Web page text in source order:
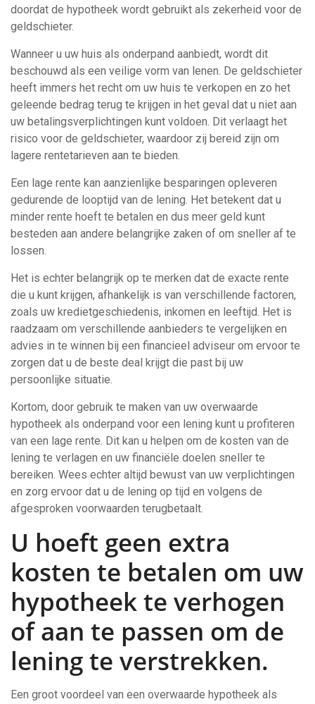
doordat de hypotheek wordt gebruikt als zekerheid voor de
geldschieter.
Wanneer u uw huis als onderpand aanbiedt, wordt dit
beschouwd als een veilige vorm van lenen. De geldschieter
heeft immers het recht om uw huis te verkopen en zo het
geleende bedrag terug te krijgen in het geval dat u niet aan
uw betalingsverplichtingen kunt voldoen. Dit verlaagt het
risico voor de geldschieter, waardoor zij bereid zijn om
lagere rentetarieven aan te bieden.
Een lage rente kan aanzienlijke besparingen opleveren
gedurende de looptijd van de lening. Het betekent dat u
minder rente hoeft te betalen en dus meer geld kunt
besteden aan andere belangrijke zaken of om sneller af te
lossen.
Het is echter belangrijk op te merken dat de exacte rente
die u kunt krijgen, afhankelijk is van verschillende factoren,
zoals uw kredietgeschiedenis, inkomen en leeftijd. Het is
raadzaam om verschillende aanbieders te vergelijken en
advies in te winnen bij een financieel adviseur om ervoor te
zorgen dat u de beste deal krijgt die past bij uw
persoonlijke situatie.
Kortom, door gebruik te maken van uw overwaarde
hypotheek als onderpand voor een lening kunt u profiteren
van een lage rente. Dit kan u helpen om de kosten van de
lening te verlagen en uw financiële doelen sneller te
bereiken. Wees echter altijd bewust van uw verplichtingen
en zorg ervoor dat u de lening op tijd en volgens de
afgesproken voorwaarden terugbetaalt.
U hoeft geen extra
kosten te betalen om uw
hypotheek te verhogen
of aan te passen om de
lening te verstrekken.
Een groot voordeel van een overwaarde hypotheek als